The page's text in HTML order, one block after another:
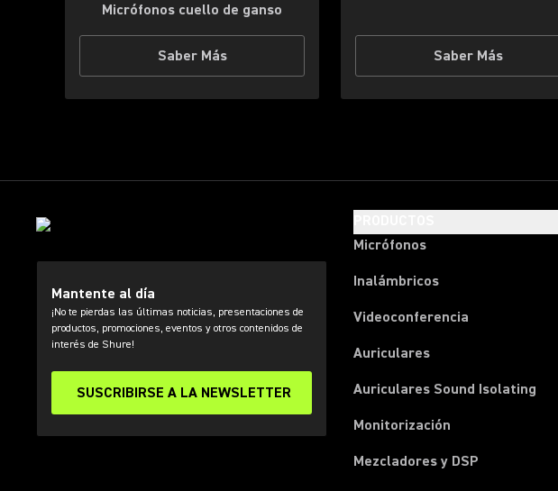
Micrófonos cuello de ganso
Saber Más Saber Más
Mantente al día
¡No te pierdas las últimas noticias, presentaciones de
productos, promociones, eventos y otros contenidos de
interés de Shure!
SUSCRIBIRSE A LA NEWSLETTER
Micrófonos
Inalámbricos
Videoconferencia
Auriculares
Auriculares Sound Isolating
Monitorización
Mezcladores y DSP